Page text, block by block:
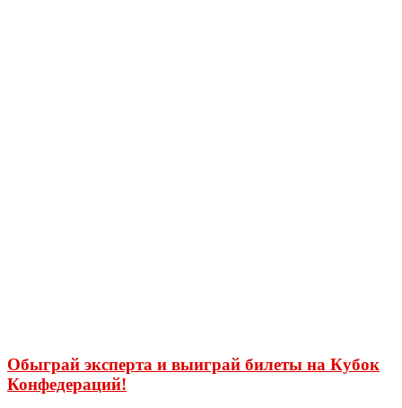
Обыграй эксперта и выиграй билеты на Кубок
Конфедераций!